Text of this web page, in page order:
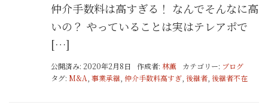
仲介手数料は高すぎる！ なんでそんなに高
いの？ やっていることは実はテレアポで
[…]
公開済み: 2020年2月8日 作成者: 林薫 カテゴリー: ブログ
タグ: M&A 事業承継 仲介手数料高すぎ 後継者 後継者不在